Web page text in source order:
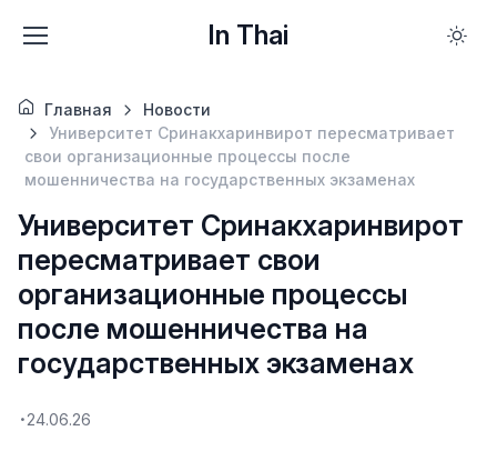
In Thai
Главная
Новости
Университет Сринакхаринвирот пересматривает
свои организационные процессы после
мошенничества на государственных экзаменах
Университет Сринакхаринвирот
пересматривает свои
организационные процессы
после мошенничества на
государственных экзаменах
24.06.26